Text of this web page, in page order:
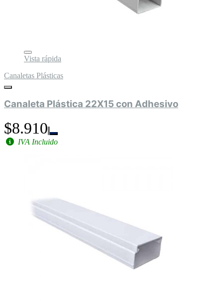
Vista rápida
Canaletas Plásticas
Canaleta Plástica 22X15 con Adhesivo
$8.910
IVA Incluido